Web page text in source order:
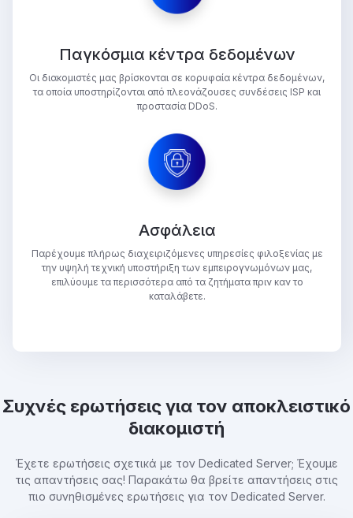
Παγκόσμια κέντρα δεδομένων
Οι διακομιστές μας βρίσκονται σε κορυφαία κέντρα δεδομένων,
τα οποία υποστηρίζονται από πλεονάζουσες συνδέσεις ISP και
προστασία DDoS.
Ασφάλεια
Παρέχουμε πλήρως διαχειριζόμενες υπηρεσίες φιλοξενίας με
την υψηλή τεχνική υποστήριξη των εμπειρογνωμόνων μας,
επιλύουμε τα περισσότερα από τα ζητήματα πριν καν το
καταλάβετε.
Συχνές ερωτήσεις για τον αποκλειστικό
διακομιστή
Έχετε ερωτήσεις σχετικά με τον Dedicated Server; Έχουμε
τις απαντήσεις σας! Παρακάτω θα βρείτε απαντήσεις στις
πιο συνηθισμένες ερωτήσεις για τον Dedicated Server.